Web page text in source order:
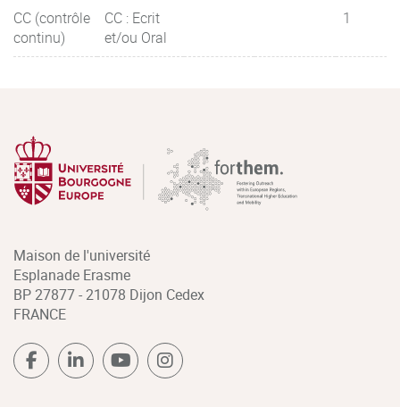
CC (contrôle
continu)
CC : Ecrit
et/ou Oral
1
Maison de l'université
Esplanade Erasme
BP 27877 - 21078 Dijon Cedex
FRANCE